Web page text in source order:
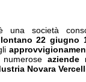
una società
22 giugno
aziende
Novara